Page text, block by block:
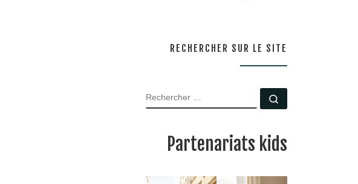
RECHERCHER SUR LE SITE
RECHERCHER
Partenariats kids